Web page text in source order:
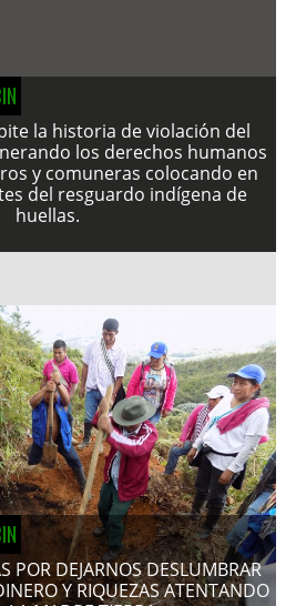
la historia de violación del
los derechos humanos
y comuneras colocando en
del resguardo indígena de
huellas.
POR DEJARNOS DESLUMBRAR
Y RIQUEZAS ATENTANDO